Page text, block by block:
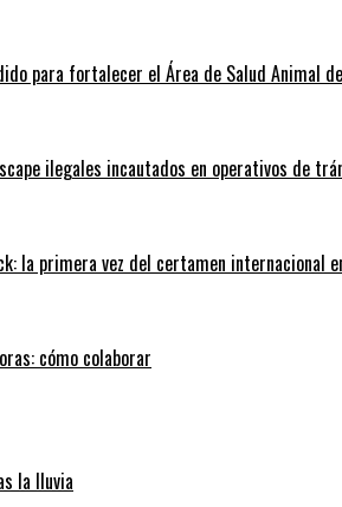
para fortalecer el Área de Salud Animal
ilegales incautados en operativos de
la primera vez del certamen internacional
cómo colaborar
la lluvia